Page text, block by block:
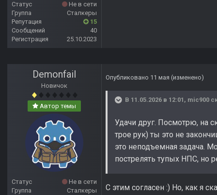
Статус
Не в сети
Группа
Сталкеры
Репутация
15
Сообщений
40
Регистрация
25.10.2023
Demonfail
Новичок
Автор темы
Статус
Не в сети
Группа
Сталкеры
Опубликовано 11 мая (изменено)
В 11.05.2026 в 12:01, mic900
Удачи друг. Посмотрю, на
трое рук) ты это не
это неподъемная задача.
пострелять тупых НПС, но
С этим согласен :) Но, как я